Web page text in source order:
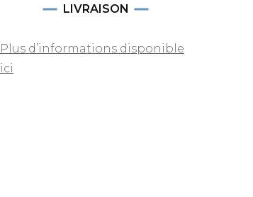
LIVRAISON
Plus d’informations disponible
ici